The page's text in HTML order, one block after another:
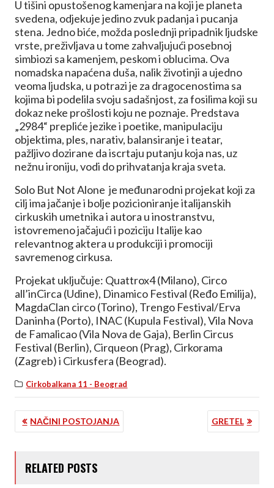
U tišini opustošenog kamenjara na koji je planeta
svedena, odjekuje jedino zvuk padanja i pucanja
stena. Jedno biće, možda poslednji pripadnik ljudske
vrste, preživljava u tome zahvaljujući posebnoj
simbiozi sa kamenjem, peskom i oblucima. Ova
nomadska napaćena duša, nalik životinji a ujedno
veoma ljudska, u potrazi je za dragocenostima sa
kojima bi podelila svoju sadašnjost, za fosilima koji su
dokaz neke prošlosti koju ne poznaje. Predstava
„2984“ prepliće jezike i poetike, manipulaciju
objektima, ples, narativ, balansiranje i teatar,
pažljivo dozirane da iscrtaju putanju koja nas, uz
nežnu ironiju, vodi do prihvatanja kraja sveta.
Solo But Not Alone je međunarodni projekat koji za
cilj ima jačanje i bolje pozicioniranje italijanskih
cirkuskih umetnika i autora u inostranstvu,
istovremeno jačajući i poziciju Italije kao
relevantnog aktera u produkciji i promociji
savremenog cirkusa.
Projekat uključuje: Quattrox4 (Milano), Circo
all’inCirca (Udine), Dinamico Festival (Ređo Emilija),
MagdaClan circo (Torino), Trengo Festival/Erva
Daninha (Porto), INAC (Kupula Festival), Vila Nova
de Famalicao (Vila Nova de Gaja), Berlin Circus
Festival (Berlin), Cirqueon (Prag), Cirkorama
(Zagreb) i Cirkusfera (Beograd).
Cirkobalkana 11 - Beograd
KRETANJE
NAČINI POSTOJANJA GRETEL
RELATED POSTS